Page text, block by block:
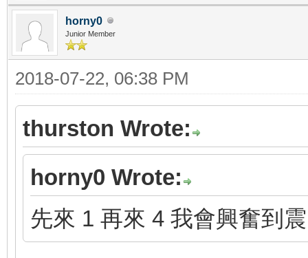
horny0
Junior Member
2018-07-22, 06:38 PM
thurston Wrote:
horny0 Wrote:
先來 1 再來 4 我會興奮到震